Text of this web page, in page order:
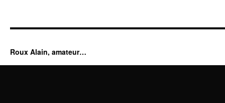
Roux Alain, amateur…